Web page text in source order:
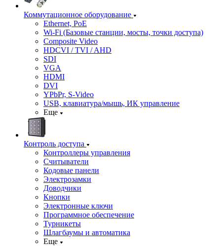
Коммутационное оборудование
Ethernet, PoE
Wi-Fi (Базовые станции, мосты, точки доступа)
Composite Video
HDCVI / TVI / AHD
SDI
VGA
HDMI
DVI
YPbPr, S-Video
USB, клавиатура/мышь, ИК управление
Еще
Контроль доступа
Контроллеры управления
Считыватели
Кодовые панели
Электрозамки
Доводчики
Кнопки
Электронные ключи
Программное обеспечение
Турникеты
Шлагбаумы и автоматика
Еще